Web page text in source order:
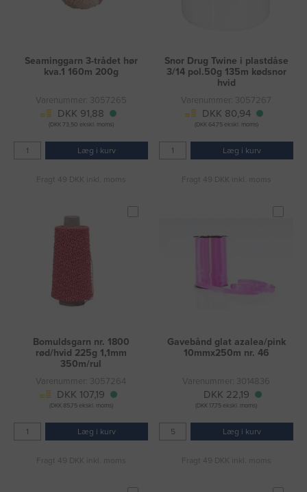
Seaminggarn 3-trådet hør
kva.1 160m 200g
Varenummer: 3057265
DKK 91,88
(DKK 73,50 ekskl. moms)
Læg i kurv
Fragt 49 DKK inkl. moms
Snor Drug Twine i plastdåse
3/14 pol.50g 135m kødsnor
hvid
Varenummer: 3057267
DKK 80,94
(DKK 64,75 ekskl. moms)
Læg i kurv
Fragt 49 DKK inkl. moms
Bomuldsgarn nr. 1800
rød/hvid 225g 1,1mm
350m/rul
Varenummer: 3057264
DKK 107,19
(DKK 85,75 ekskl. moms)
Læg i kurv
Fragt 49 DKK inkl. moms
Gavebånd glat azalea/pink
10mmx250m nr. 46
Varenummer: 3014836
DKK 22,19
(DKK 17,75 ekskl. moms)
Læg i kurv
Fragt 49 DKK inkl. moms